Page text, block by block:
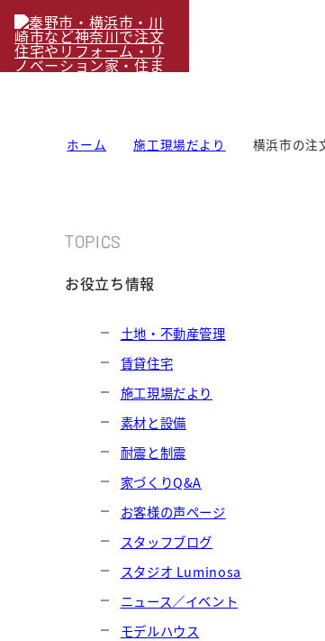
ホーム 施工現場だより 横浜市の注
TOPICS
お役立ち情報
土地・不動産管理
賃貸住宅
施工現場だより
素材と設備
耐震と制震
家づくりQ&A
お客様の声ページ
スタッフブログ
スタジオ Luminosa
ニュース／イベント
モデルハウス